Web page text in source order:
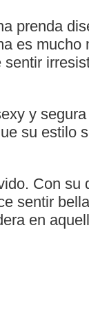
prenda
es mucho
y
su estilo
Con su
sentir
en